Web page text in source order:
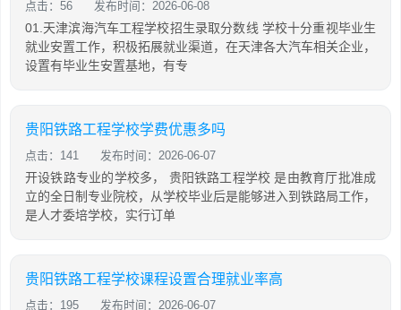
点击：56 发布时间：2026-06-08
01.天津滨海汽车工程学校招生录取分数线 学校十分重视毕业生
就业安置工作，积极拓展就业渠道，在天津各大汽车相关企业，
设置有毕业生安置基地，有专
贵阳铁路工程学校学费优惠多吗
点击：141 发布时间：2026-06-07
开设铁路专业的学校多， 贵阳铁路工程学校 是由教育厅批准成
立的全日制专业院校，从学校毕业后是能够进入到铁路局工作，
是人才委培学校，实行订单
贵阳铁路工程学校课程设置合理就业率高
点击：195 发布时间：2026-06-07